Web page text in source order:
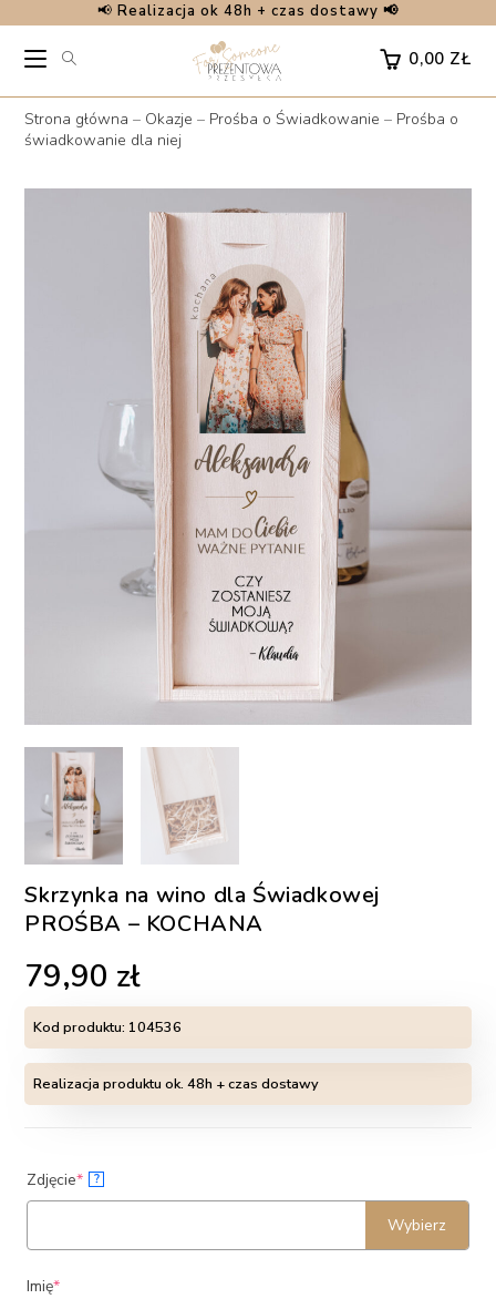
content
📢 Realizacja ok 48h + czas dostawy 📢
0,00 ZŁ
Strona główna – Okazje – Prośba o Świadkowanie – Prośba o
świadkowanie dla niej
Skrzynka na wino dla Świadkowej
PROŚBA – KOCHANA
79,90 zł
Kod produktu: 104536
Realizacja produktu ok. 48h + czas dostawy
Zdjęcie*(required)
?
Wybierz
Imię*(required)